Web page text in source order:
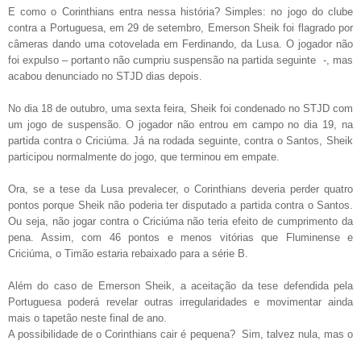
E como o Corinthians entra nessa história? Simples: no jogo do clube
contra a Portuguesa, em 29 de setembro, Emerson Sheik foi flagrado por
câmeras dando uma cotovelada em Ferdinando, da Lusa. O jogador não
foi expulso – portanto não cumpriu suspensão na partida seguinte -, mas
acabou denunciado no STJD dias depois.
No dia 18 de outubro, uma sexta feira, Sheik foi condenado no STJD com
um jogo de suspensão. O jogador não entrou em campo no dia 19, na
partida contra o Criciúma. Já na rodada seguinte, contra o Santos, Sheik
participou normalmente do jogo, que terminou em empate.
Ora, se a tese da Lusa prevalecer, o Corinthians deveria perder quatro
pontos porque Sheik não poderia ter disputado a partida contra o Santos.
Ou seja, não jogar contra o Criciúma não teria efeito de cumprimento da
pena. Assim, com 46 pontos e menos vitórias que Fluminense e
Criciúma, o Timão estaria rebaixado para a série B.
Além do caso de Emerson Sheik, a aceitação da tese defendida pela
Portuguesa poderá revelar outras irregularidades e movimentar ainda
mais o tapetão neste final de ano.
A possibilidade de o Corinthians cair é pequena? Sim, talvez nula, mas o